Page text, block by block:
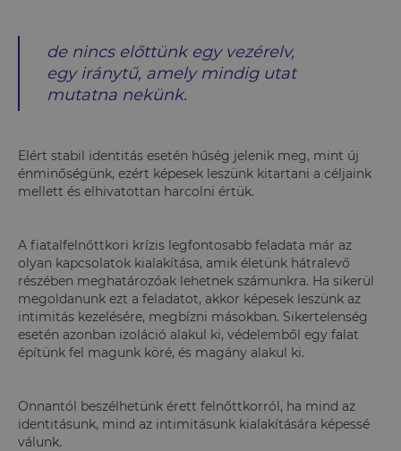
de nincs előttünk egy vezérelv,
egy iránytű, amely mindig utat
mutatna nekünk.
Elért stabil identitás esetén hűség jelenik meg, mint új
énminőségünk, ezért képesek leszünk kitartani a céljaink
mellett és elhivatottan harcolni értük.
A fiatalfelnőttkori krízis legfontosabb feladata már az
olyan kapcsolatok kialakítása, amik életünk hátralevő
részében meghatározóak lehetnek számunkra. Ha sikerül
megoldanunk ezt a feladatot, akkor képesek leszünk az
intimitás kezelésére, megbízni másokban. Sikertelenség
esetén azonban izoláció alakul ki, védelemből egy falat
építünk fel magunk köré, és magány alakul ki.
Onnantól beszélhetünk érett felnőttkorról, ha mind az
identitásunk, mind az intimitásunk kialakítására képessé
válunk.